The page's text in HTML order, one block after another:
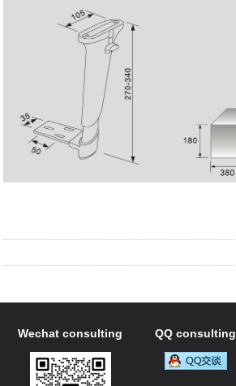
Wechat consulting QQ consulting